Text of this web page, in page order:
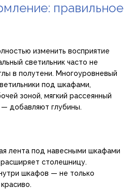
правильное
изменить восприятие
светильник часто не
в полутени. Многоуровневый
под шкафами,
зоной, мягкий рассеянный
добавляют глубины.
лента под навесными шкафами
столешницу.
шкафов — не только